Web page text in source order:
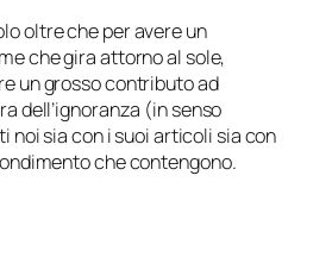
oltre che per avere un
che gira attorno al sole,
un grosso contributo ad
dell’ignoranza (in senso
noi sia con i suoi articoli sia con
che contengono.